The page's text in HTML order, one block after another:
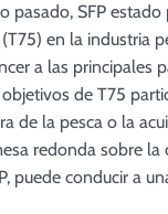
pasado, SFP
en la industria
a las principales
de T75
de la pesca o la
redonda sobre la
puede conducir a